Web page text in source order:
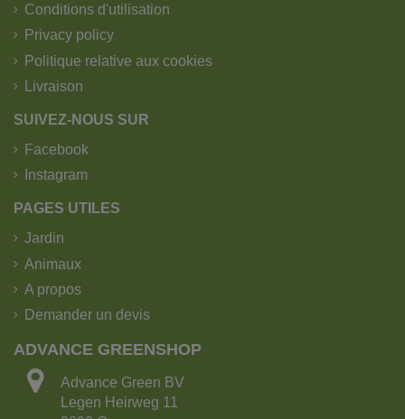
Conditions d'utilisation
Privacy policy
Politique relative aux cookies
Livraison
SUIVEZ-NOUS SUR
Facebook
Instagram
PAGES UTILES
Jardin
Animaux
A propos
Demander un devis
ADVANCE GREENSHOP
Advance Green BV
Legen Heirweg 11